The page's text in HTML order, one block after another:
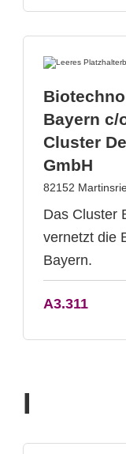
Bayern c/
Cluster
GmbH
82152
Das Cluster
vernetzt die
Bayern.
A3.311
I